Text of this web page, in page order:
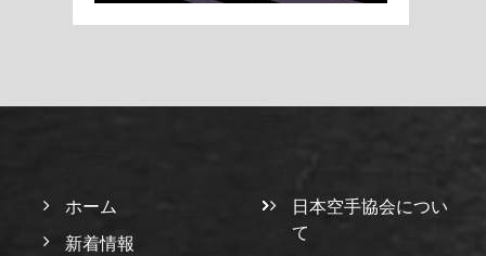
ホーム
新着情報
日本空手協会につい
て